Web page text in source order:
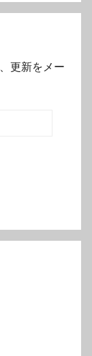
更新をメー